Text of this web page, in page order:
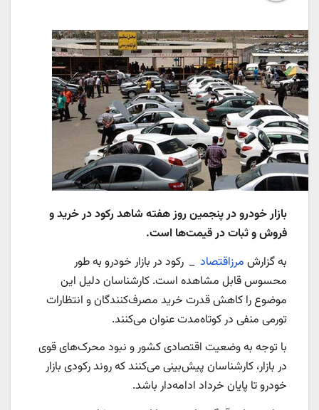
بازار خودرو در پنجمین روز هفته شاهد رکود در خرید و
فروش و ثبات در قیمت‌ها است.
به گزارش مرزاقتصاد _ رکود در بازار خودرو به طور
محسوس قابل مشاهده است. کارشناسان دلیل این
موضوع را کاهش قدرت خرید مصرف‌کنندگان و انتظارات
تورمی منفی در کوتاه‌مدت عنوان می‌کنند.
با توجه به وضعیت اقتصادی کشور و نبود محرک‌های قوی
در بازار، کارشناسان پیش‌بینی می‌کنند که روند رکودی بازار
خودرو تا پایان خرداد ادامه‌دار باشد.